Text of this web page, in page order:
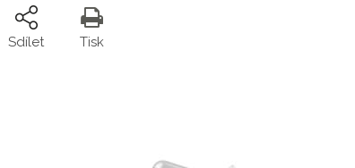
Sdílet Tisk